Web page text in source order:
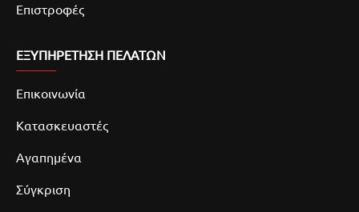
Επιστροφές
ΕΞΥΠΗΡΕΤΗΣΗ ΠΕΛΑΤΩΝ
Επικοινωνία
Κατασκευαστές
Αγαπημένα
Σύγκριση